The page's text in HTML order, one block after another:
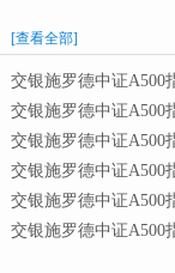
[查看全部]
交银施罗德中证A500
交银施罗德中证A500
交银施罗德中证A500
交银施罗德中证A500
交银施罗德中证A500
交银施罗德中证A500